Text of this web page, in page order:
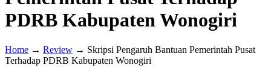
PDRB Kabupaten Wonogiri
Home → Review → Skripsi Pengaruh Bantuan Pemerintah Pusat
Terhadap PDRB Kabupaten Wonogiri